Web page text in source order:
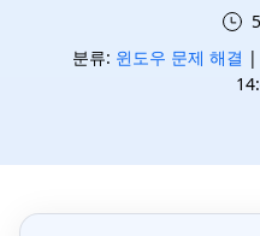
분류: 윈도우 문제 해결 |